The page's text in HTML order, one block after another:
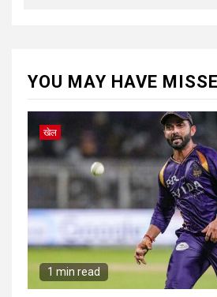
YOU MAY HAVE
खेल
1 min read